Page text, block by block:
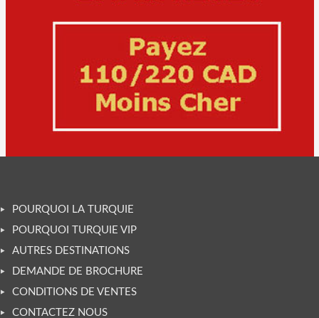
POURQUOI LA TURQUIE
POURQUOI TURQUIE VIP
AUTRES DESTINATIONS
DEMANDE DE BROCHURE
CONDITIONS DE VENTES
CONTACTEZ NOUS